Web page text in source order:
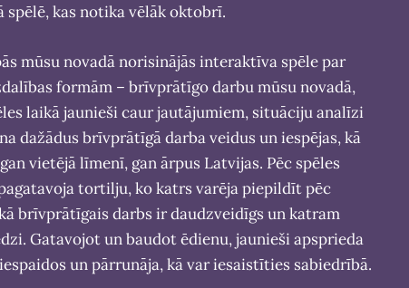
kas notika vēlāk oktobrī.
mūsu novadā norisinājās interaktīva spēle par
formām – brīvprātīgo darbu mūsu novadā,
laikā jaunieši caur jautājumiem, situāciju analīzi
dažādus brīvprātīgā darba veidus un iespējas, kā
vietējā līmenī, gan ārpus Latvijas. Pēc spēles
tortilju, ko katrs varēja piepildīt pēc
brīvprātīgais darbs ir daudzveidīgs un katram
Gatavojot un baudot ēdienu, jaunieši apsprieda
un pārrunāja, kā var iesaistīties sabiedrībā.